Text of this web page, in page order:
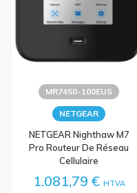
MR7450-100EUS
NETGEAR
NETGEAR Nighthaw M7
Pro Routeur De Réseau
Cellulaire
1.081,79 € HTVA